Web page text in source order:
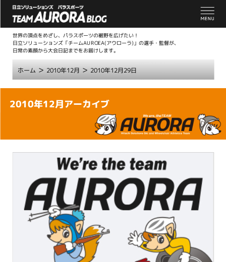
世界の頂点をめざし、パラスポーツの裾野を広げたい！
日立ソリューションズ「チームAUROEA(アウローラ)」の選手・監督が、
日常の素顔から大会日記までをお届けします。
ホーム> 2010年12月 > 2010年12月29日
本
2010年12月アーカイブ